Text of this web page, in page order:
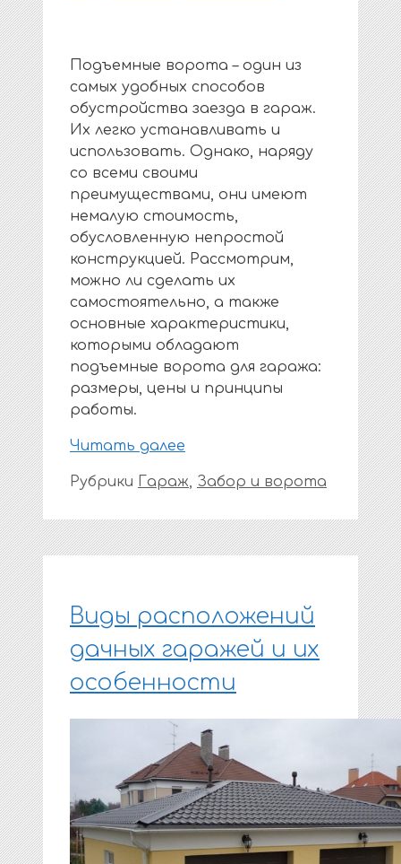
Подъемные ворота – один из
самых удобных способов
обустройства заезда в гараж.
Их легко устанавливать и
использовать. Однако, наряду
со всеми своими
преимуществами, они имеют
немалую стоимость,
обусловленную непростой
конструкцией. Рассмотрим,
можно ли сделать их
самостоятельно, а также
основные характеристики,
которыми обладают
подъемные ворота для гаража:
размеры, цены и принципы
работы.
Читать далее
Рубрики Гараж, Забор и ворота
Виды расположений
дачных гаражей и их
особенности